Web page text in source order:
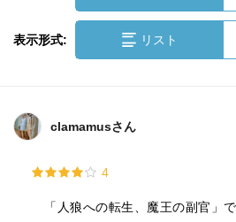
表示形式: リスト
clamamusさん
4
「人狼への転生、魔王の副官」